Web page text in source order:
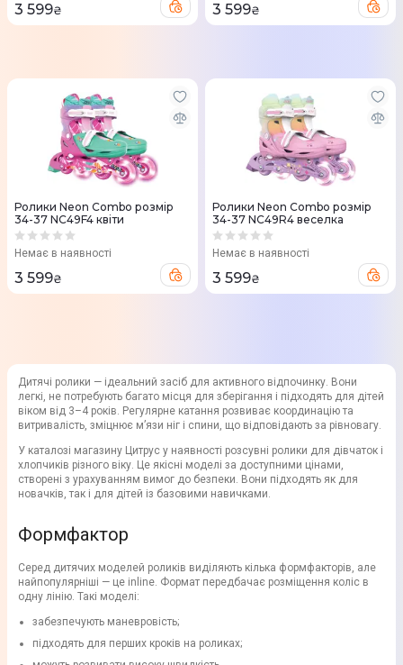
3 599₴ 3 599₴
Ролики Neon Combo розмір
34-37 NC49F4 квіти
Немає в наявності
3 599₴
Ролики Neon Combo розмір
34-37 NC49R4 веселка
Немає в наявності
3 599₴
Дитячі ролики — ідеальний засіб для активного відпочинку. Вони
легкі, не потребують багато місця для зберігання і підходять для дітей
віком від 3–4 років. Регулярне катання розвиває координацію та
витривалість, зміцнює м’язи ніг і спини, що відповідають за рівновагу.
У каталозі магазину Цитрус у наявності розсувні ролики для дівчаток і
хлопчиків різного віку. Це якісні моделі за доступними цінами,
створені з урахуванням вимог до безпеки. Вони підходять як для
новачків, так і для дітей із базовими навичками.
Формфактор
Серед дитячих моделей роликів виділяють кілька формфакторів, але
найпопулярніші — це inline. Формат передбачає розміщення коліс в
одну лінію. Такі моделі:
забезпечують маневровість;
підходять для перших кроків на роликах;